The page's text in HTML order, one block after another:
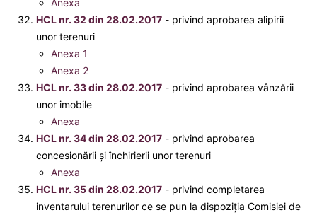
Anexa
HCL nr. 32 din 28.02.2017 - privind aprobarea alipirii
unor terenuri
Anexa 1
Anexa 2
HCL nr. 33 din 28.02.2017 - privind aprobarea vânzării
unor imobile
Anexa
HCL nr. 34 din 28.02.2017 - privind aprobarea
concesionării şi închirierii unor terenuri
Anexa
HCL nr. 35 din 28.02.2017 - privind completarea
inventarului terenurilor ce se pun la dispoziţia Comisiei de